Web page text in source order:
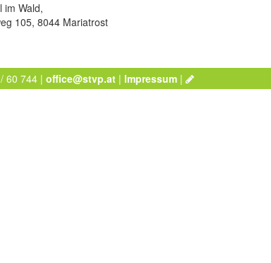
im Wald,
105, 8044 Mariatrost
/ 60 744 |office@stvp.at |Impressum |